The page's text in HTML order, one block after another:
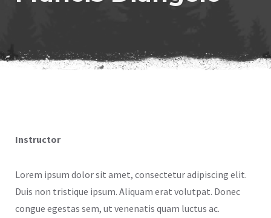
Instructor
Lorem ipsum dolor sit amet, consectetur adipiscing elit.
Duis non tristique ipsum. Aliquam erat volutpat. Donec
congue egestas sem, ut venenatis quam luctus ac.